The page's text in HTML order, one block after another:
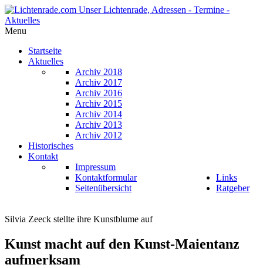
Menu
Startseite
Aktuelles
Archiv 2018
Archiv 2017
Archiv 2016
Archiv 2015
Archiv 2014
Archiv 2013
Archiv 2012
Historisches
Kontakt
Impressum
Kontaktformular
Seitenübersicht
Links
Ratgeber
Silvia Zeeck stellte ihre Kunstblume auf
Kunst macht auf den Kunst-Maientanz
aufmerksam